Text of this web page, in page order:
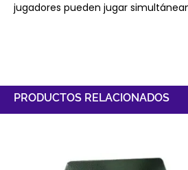
jugadores pueden jugar
PRODUCTOS RELACIONADOS